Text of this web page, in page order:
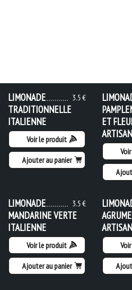
3.5 €
LIMONADE
TRADITIONNELLE
ITALIENNE
Voir le produit
Ajouter au panier
ET
3.5 €
LIMONADE
MANDARINE VERTE
ITALIENNE
Voir le produit
Ajouter au panier